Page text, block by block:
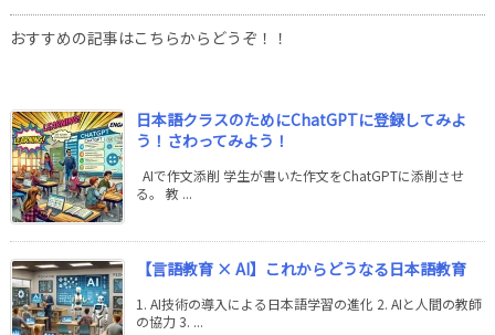
おすすめの記事はこちらからどうぞ！！
日本語クラスのためにChatGPTに登録してみよ
う！さわってみよう！
AIで作文添削 学生が書いた作文をChatGPTに添削させ
る。 教 ...
【言語教育 × AI】これからどうなる日本語教育
1. AI技術の導入による日本語学習の進化 2. AIと人間の教師
の協力 3. ...